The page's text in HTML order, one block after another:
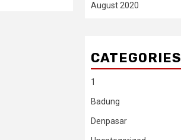
August 2020
CATEGORIES
1
Badung
Denpasar